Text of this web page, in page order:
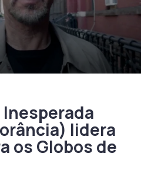
lidera
os Globos de